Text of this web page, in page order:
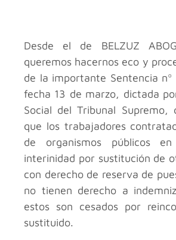
Desde el de BELZUZ
queremos hacernos eco y
de la importante Sentencia
fecha 13 de marzo, dictada
Social del Tribunal Supremo,
que los trabajadores
de organismos públicos
interinidad por sustitución de
con derecho de reserva de
no tienen derecho a
estos son cesados por
sustituido.